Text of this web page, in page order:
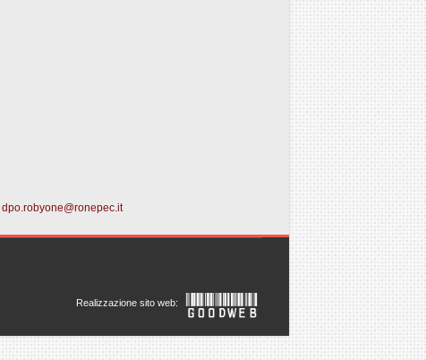
dpo.robyone@ronepec.it
Realizzazione sito web: